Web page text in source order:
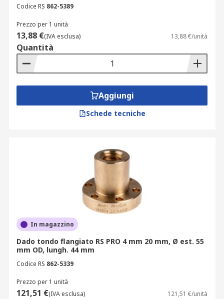
Codice RS 862-5389
Prezzo per 1 unità
13,88 €(IVA esclusa) 13,88 €/unità
Quantità
Aggiungi
Schede tecniche
In magazzino
Dado tondo flangiato RS PRO 4 mm 20 mm, Ø est. 55
mm OD, lungh. 44 mm
Codice RS 862-5339
Prezzo per 1 unità
121,51 €(IVA esclusa) 121,51 €/unità